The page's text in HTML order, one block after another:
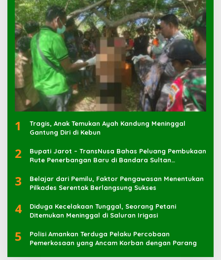
1
Tragis, Anak Temukan Ayah Kandung Meninggal
Gantung Diri di Kebun
2
Bupati Jarot – TransNusa Bahas Peluang Pembukaan
Rute Penerbangan Baru di Bandara Sultan
3
Belajar dari Pemilu, Faktor Pengawasan Menentukan
Pilkades Serentak Berlangsung Sukses
4
Diduga Kecelakaan Tunggal, Seorang Petani
Ditemukan Meninggal di Saluran Irigasi
5
Polisi Amankan Terduga Pelaku Percobaan
Pemerkosaan yang Ancam Korban dengan Parang